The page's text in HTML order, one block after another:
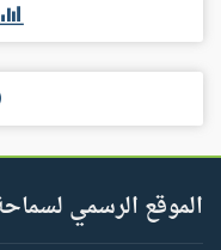
الموقع الرسمي